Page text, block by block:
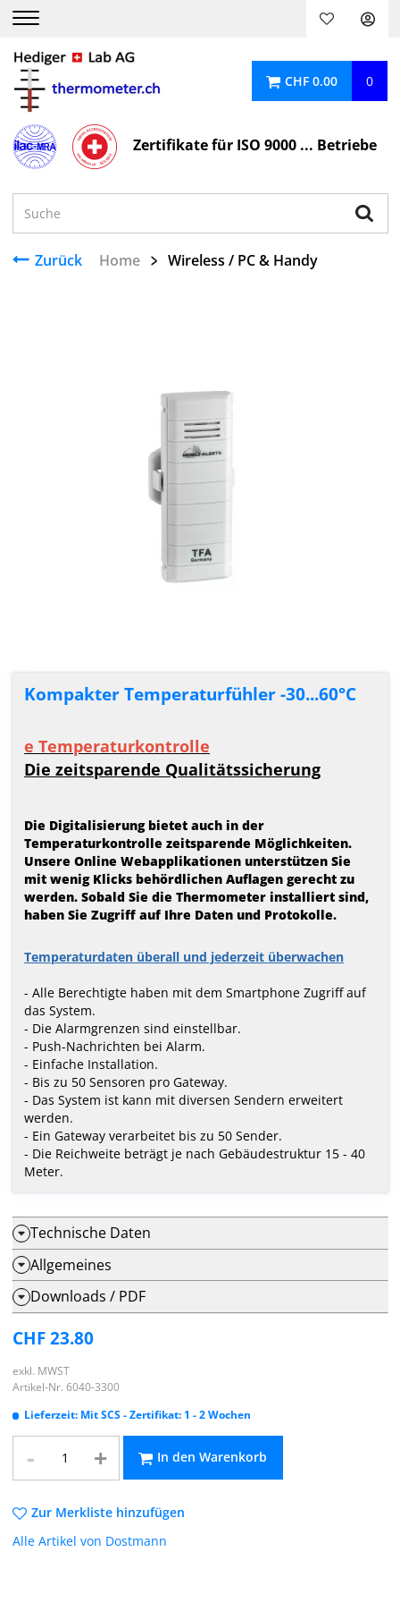
CHF 0.00 0
Zertifikate für ISO 9000 ... Betriebe
Zurück Home Wireless / PC & Handy
Kompakter Temperaturfühler -30...60°C
e Temperaturkontrolle
Die zeitsparende Qualitätssicherung
Die Digitalisierung bietet auch in der
Temperaturkontrolle zeitsparende Möglichkeiten.
Unsere Online Webapplikationen unterstützen Sie
mit wenig Klicks behördlichen Auflagen gerecht zu
werden. Sobald Sie die Thermometer installiert sind,
haben Sie Zugriff auf Ihre Daten und Protokolle.
Tem­pe­ra­tur­da­ten über­all und jeder­zeit über­wa­chen
- Alle Berechtigte haben mit dem Smart­phone Zugriff auf
das System.
- Die Alarm­gren­zen sind ein­stell­bar.
- Push-Nach­rich­ten bei Alarm.
- Ein­fa­che Instal­la­tion.
- Bis zu 50 Sensoren pro Gate­way.
- Das Sys­tem ist kann mit diversen Sen­dern erwei­tert
werden.
- Ein Gateway verarbeitet bis zu 50 Sender.
- Die Reichweite beträgt je nach Gebäudestruktur 15 - 40
Meter.
Technische Daten
Allgemeines
Downloads / PDF
CHF 23.80
exkl. MWST
Artikel-Nr. 6040-3300
Lieferzeit: Mit SCS - Zertifikat: 1 - 2 Wochen
- + In den Warenkorb
Zur Merkliste hinzufügen
Alle Artikel von Dostmann